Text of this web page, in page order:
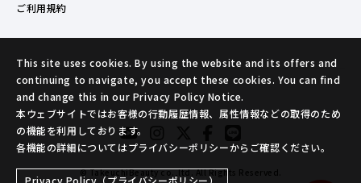
ご利用規約
© TakeuchiBeauty co.,ltd. All Rights Reserved.
This site uses cookies. By using the website and its offers and
continuing to navigate, you accept these cookies. You can find
and change this in our Privacy Policy Notice.
本ウェブサイトではお客様の行動履歴情報、属性情報などの取得のため
の機能を利用しております。
各機能の詳細についてはプライバシーポリシーからご確認ください。
Privacy Policy（プライバシーポリシー）